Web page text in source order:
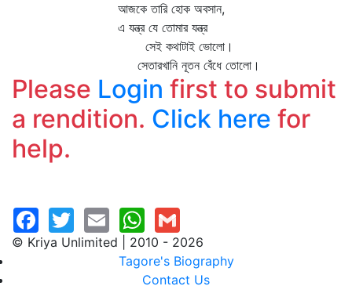
আজকে তারি হোক অবসান,
এ যন্ত্র যে তোমার যন্ত্র
সেই কথাটাই ভোলো।
সেতারখানি নূতন বেঁধে তোলো।
Please Login first to submit
a rendition. Click here for
help.
© Kriya Unlimited | 2010 - 2026
Tagore's Biography
Contact Us